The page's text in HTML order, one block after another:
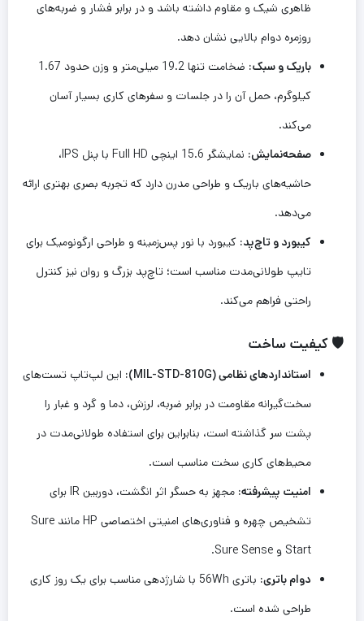
ظاهری شیک و مقاوم داشته باشد و در برابر فشار و ضربه‌های
روزمره دوام بالایی نشان دهد.
باریک و سبک:
ضخامت تنها 19.2 میلی‌متر و وزن حدود 1.67
کیلوگرم، حمل آن را در جلسات و سفرهای کاری بسیار آسان
می‌کند.
صفحه‌نمایش:
نمایشگر 15.6 اینچی Full HD با پنل IPS،
حاشیه‌های باریک و طراحی مدرن دارد که تجربه بصری بهتری ارائه
می‌دهد.
کیبورد و تاچ‌پد: کیبورد با نور پس‌زمینه و طراحی ارگونومیک برای
تایپ طولانی‌مدت مناسب است؛ تاچ‌پد بزرگ و روان نیز کنترل
راحتی فراهم می‌کند.
🛡️ کیفیت ساخت
استانداردهای نظامی (MIL-STD-810G):
این لپ‌تاپ تست‌های
سخت‌گیرانه مقاومت در برابر ضربه، لرزش، دما و گرد و غبار را
پشت سر گذاشته است، بنابراین برای استفاده طولانی‌مدت در
محیط‌های کاری سخت مناسب است.
امنیت پیشرفته:
مجهز به حسگر اثر انگشت، دوربین IR برای
تشخیص چهره و فناوری‌های امنیتی اختصاصی HP مانند Sure
Start و Sure Sense.
دوام باتری:
باتری 56Wh با شارژدهی مناسب برای یک روز کاری
طراحی شده است.